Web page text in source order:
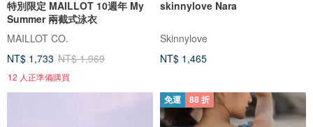
特別限定 MAILLOT 10週年 My
Summer 兩截式泳衣
MAILLOT CO.
NT$ 1,733 NT$ 1,969
12 人正準備購買
skinnylove Nara
Skinnylove
NT$ 1,465
免運 88 折